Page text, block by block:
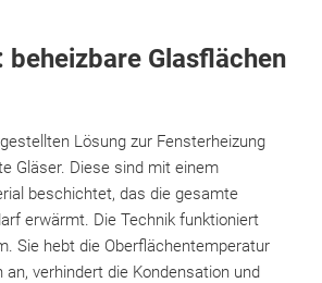
beheizbare Glasflächen
Lösung zur Fensterheizung
Gläser. Diese sind mit einem
beschichtet, das die gesamte
erwärmt. Die Technik funktioniert
Sie hebt die Oberflächentemperatur
verhindert die Kondensation und